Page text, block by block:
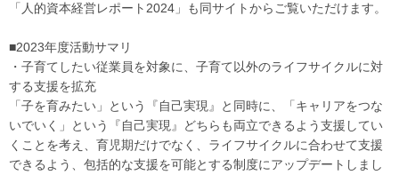
「人的資本経営レポート2024」も同サイトからご覧いただけます。
■2023年度活動サマリ
・子育てしたい従業員を対象に、子育て以外のライフサイクルに対
する支援を拡充
「子を育みたい」という『自己実現』と同時に、「キャリアをつな
いでいく」という『自己実現』どちらも両立できるよう支援してい
くことを考え、育児期だけでなく、ライフサイクルに合わせて支援
できるよう、包括的な支援を可能とする制度にアップデートしまし